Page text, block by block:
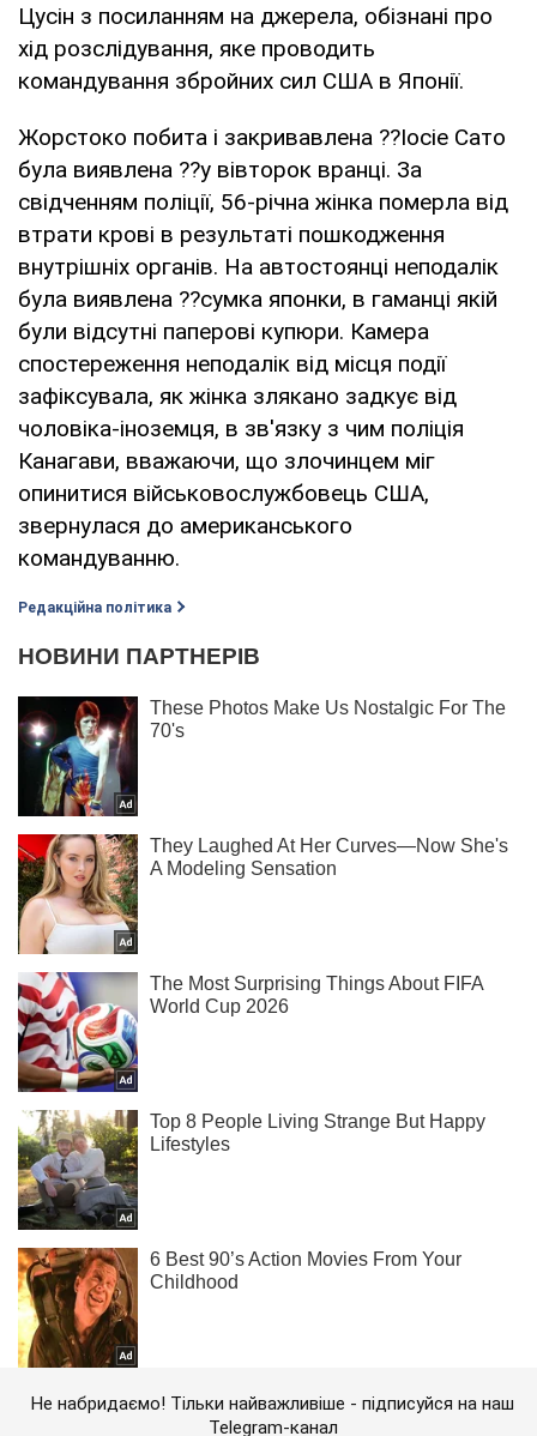
Цусін з посиланням на джерела, обізнані про
хід розслідування, яке проводить
командування збройних сил США в Японії.
Жорстоко побита і закривавлена ??Іосіе Сато
була виявлена ??у вівторок вранці. За
свідченням поліції, 56-річна жінка померла від
втрати крові в результаті пошкодження
внутрішніх органів. На автостоянці неподалік
була виявлена ??сумка японки, в гаманці якій
були відсутні паперові купюри. Камера
спостереження неподалік від місця події
зафіксувала, як жінка злякано задкує від
чоловіка-іноземця, в зв'язку з чим поліція
Канагави, вважаючи, що злочинцем міг
опинитися військовослужбовець США,
звернулася до американського
командуванню.
Редакційна політика
Не набридаємо! Тільки найважливіше - підписуйся на наш
Telegram-канал